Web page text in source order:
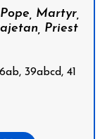
Martyr,
Priest
39abcd, 41